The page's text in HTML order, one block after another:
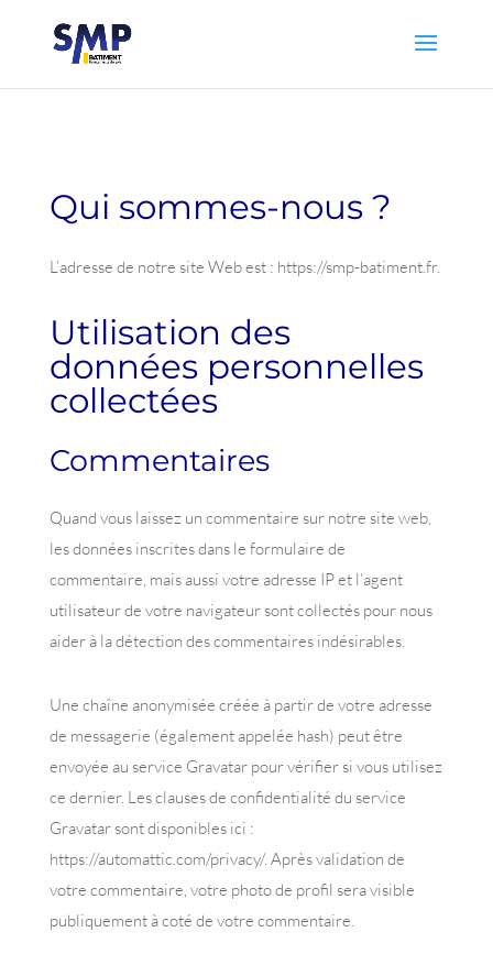
Qui sommes-nous ?
L’adresse de notre site Web est : https://smp-batiment.fr.
Utilisation des
données personnelles
collectées
Commentaires
Quand vous laissez un commentaire sur notre site web,
les données inscrites dans le formulaire de
commentaire, mais aussi votre adresse IP et l’agent
utilisateur de votre navigateur sont collectés pour nous
aider à la détection des commentaires indésirables.
Une chaîne anonymisée créée à partir de votre adresse
de messagerie (également appelée hash) peut être
envoyée au service Gravatar pour vérifier si vous utilisez
ce dernier. Les clauses de confidentialité du service
Gravatar sont disponibles ici :
https://automattic.com/privacy/. Après validation de
votre commentaire, votre photo de profil sera visible
publiquement à coté de votre commentaire.